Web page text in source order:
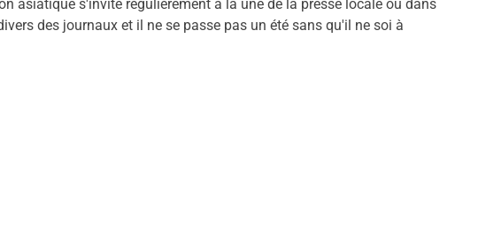
asiatique s'invite régulièrement à la une de la presse locale ou dans
des journaux et il ne se passe pas un été sans qu'il ne soi à